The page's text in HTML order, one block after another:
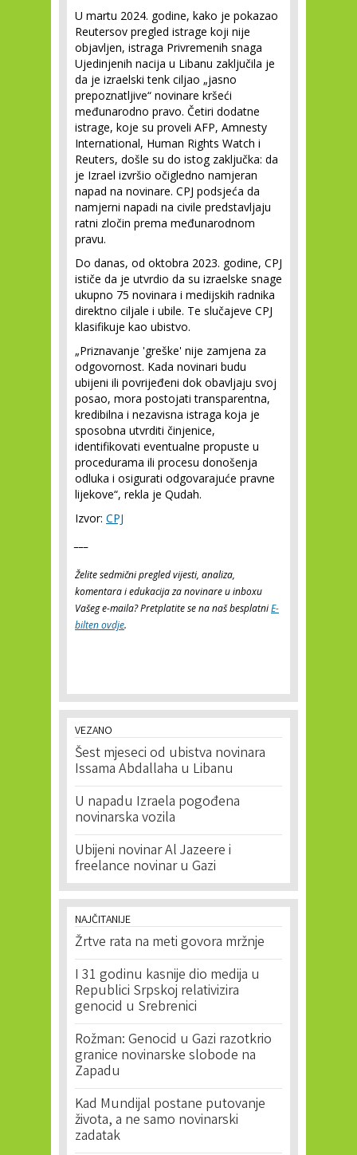
U martu 2024. godine, kako je pokazao
Reutersov pregled istrage koji nije
objavljen, istraga Privremenih snaga
Ujedinjenih nacija u Libanu zaključila je
da je izraelski tenk ciljao „jasno
prepoznatljive“ novinare kršeći
međunarodno pravo. Četiri dodatne
istrage, koje su proveli AFP, Amnesty
International, Human Rights Watch i
Reuters, došle su do istog zaključka: da
je Izrael izvršio očigledno namjeran
napad na novinare. CPJ podsjeća da
namjerni napadi na civile predstavljaju
ratni zločin prema međunarodnom
pravu.
Do danas, od oktobra 2023. godine, CPJ
ističe da je utvrdio da su izraelske snage
ukupno 75 novinara i medijskih radnika
direktno ciljale i ubile. Te slučajeve CPJ
klasifikuje kao ubistvo.
„Priznavanje 'greške' nije zamjena za
odgovornost. Kada novinari budu
ubijeni ili povrijeđeni dok obavljaju svoj
posao, mora postojati transparentna,
kredibilna i nezavisna istraga koja je
sposobna utvrditi činjenice,
identifikovati eventualne propuste u
procedurama ili procesu donošenja
odluka i osigurati odgovarajuće pravne
lijekove“, rekla je Qudah.
Izvor: CPJ
Želite sedmični pregled vijesti, analiza,
komentara i edukacija za novinare u inboxu
Vašeg e-maila? Pretplatite se na naš besplatniE-
bilten ovdje.
VEZANO
Šest mjeseci od ubistva novinara
Issama Abdallaha u Libanu
U napadu Izraela pogođena
novinarska vozila
Ubijeni novinar Al Jazeere i
freelance novinar u Gazi
NAJČITANIJE
Žrtve rata na meti govora mržnje
I 31 godinu kasnije dio medija u
Republici Srpskoj relativizira
genocid u Srebrenici
Rožman: Genocid u Gazi razotkrio
granice novinarske slobode na
Zapadu
Kad Mundijal postane putovanje
života, a ne samo novinarski
zadatak